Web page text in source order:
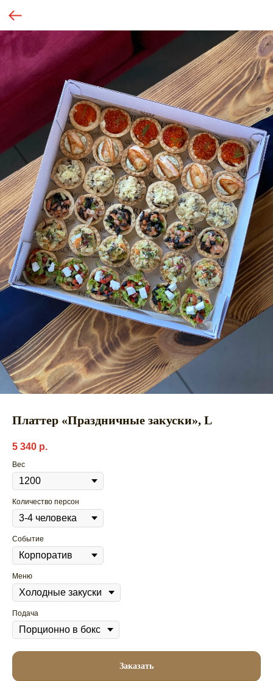
Платтер «Праздничные закуски», L
5 340 р.
Вес
Количество персон
Событие
Меню
Подача
Заказать